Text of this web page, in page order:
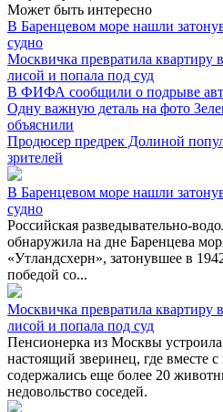
Может быть интересно
В Баренцевом море нашли
судно
Москвичка превратила квартиру
лисой и попала под суд
В ФИФА сообщили о подрыве
Одну важную деталь на фото
объяснили
Продюсер предрек Долиной
зрителей
В Баренцевом море нашли
судно
Российская разведывательно-
обнаружила на дне Баренцева
«Утландсхерн», затонувшее в
победой со...
Москвичка превратила квартиру
лисой и попала под суд
Пенсионерка из Москвы устроила
настоящий зверинец, где вместе
содержались еще более 20
недовольство соседей.